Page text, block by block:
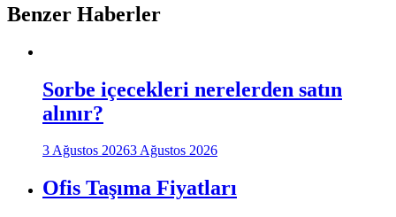
Benzer Haberler
Sorbe içecekleri nerelerden satın
alınır?
3 Ağustos 20263 Ağustos 2026
Ofis Taşıma Fiyatları